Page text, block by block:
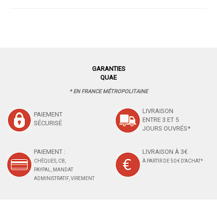
GARANTIES
QUAE
* EN FRANCE MÉTROPOLITAINE
PAIEMENT
SÉCURISÉ
LIVRAISON
ENTRE 3 ET 5
JOURS OUVRÉS*
PAIEMENT :
CHÈQUES, CB,
PAYPAL, MANDAT
ADMINISTRATIF, VIREMENT
LIVRAISON À 3€
À PARTIR DE 50 € D'ACHAT*